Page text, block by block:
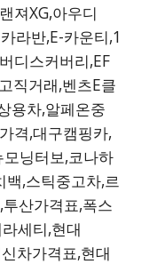
져XG,아우디
라반,E-카운티,1
디스커버리,EF
직거래,벤츠E클
용차,알페온중
격,대구캠핑카,
닝터보,코나하
,스틱중고차,르
산가격표,폭스
세티,현대
차가격표,현대